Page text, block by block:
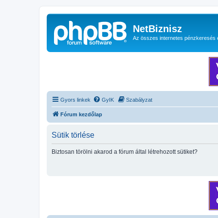
NetBiznisz
Az összes internetes pénzkeresés
Gyors linkek GyIK Szabályzat
Fórum kezdőlap
Sütik törlése
Biztosan törölni akarod a fórum által létrehozott sütiket?